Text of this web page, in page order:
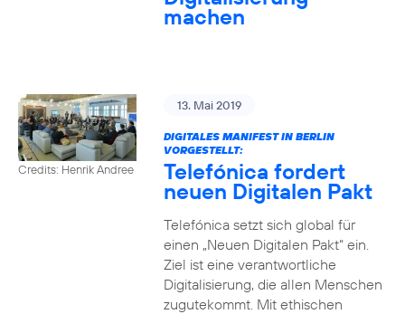
machen
Credits: Henrik Andree
13. Mai 2019
DIGITALES MANIFEST IN BERLIN
VORGESTELLT:
Telefónica fordert
neuen Digitalen Pakt
Telefónica setzt sich global für
einen „Neuen Digitalen Pakt“ ein.
Ziel ist eine verantwortliche
Digitalisierung, die allen Menschen
zugutekommt. Mit ethischen